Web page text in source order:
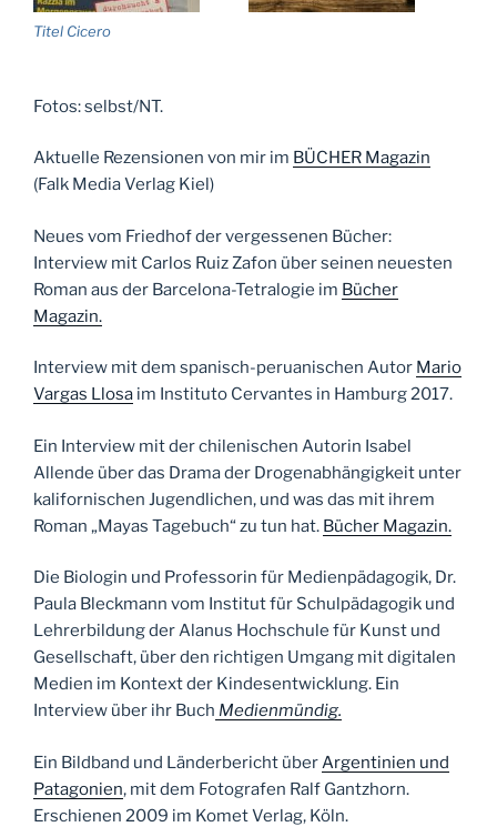
Titel Cicero
Fotos: selbst/NT.
Aktuelle Rezensionen von mir im BÜCHER Magazin
(Falk Media Verlag Kiel)
Neues vom Friedhof der vergessenen Bücher:
Interview mit Carlos Ruiz Zafon über seinen neuesten
Roman aus der Barcelona-Tetralogie im Bücher
Magazin.
Interview mit dem spanisch-peruanischen Autor Mario
Vargas Llosa im Instituto Cervantes in Hamburg 2017.
Ein Interview mit der chilenischen Autorin Isabel
Allende über das Drama der Drogenabhängigkeit unter
kalifornischen Jugendlichen, und was das mit ihrem
Roman „Mayas Tagebuch“ zu tun hat. Bücher Magazin.
Die Biologin und Professorin für Medienpädagogik, Dr.
Paula Bleckmann vom Institut für Schulpädagogik und
Lehrerbildung der Alanus Hochschule für Kunst und
Gesellschaft, über den richtigen Umgang mit digitalen
Medien im Kontext der Kindesentwicklung. Ein
Interview über ihr Buch Medienmündig.
Ein Bildband und Länderbericht über Argentinien und
Patagonien, mit dem Fotografen Ralf Gantzhorn.
Erschienen 2009 im Komet Verlag, Köln.